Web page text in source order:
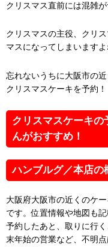
クリスマス直前には混雑が
クリスマスの主役、クリ
マスになってしまいますよ
忘れないうちに大阪市の
クリスマスケーキを予約！
クリスマスケーキの
んがおすすめ！
ハンブルグ／本店の
大阪府大阪市の近くのケ
です。位置情報や地図も
予約したあと、取りに行
末年始の営業など、不明